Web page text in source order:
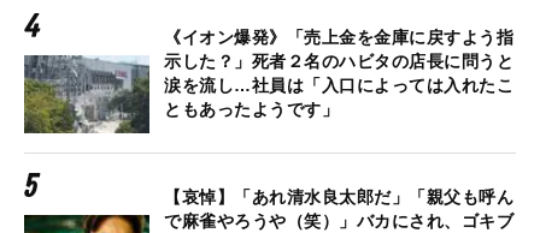
《イオン爆発》「売上金を金庫に戻すよう指
示した？」死者２名のハビタの店長に問うと
涙を流し…社員は「入口によっては入れたこ
ともあったようです」
【哀悼】「あれ清水良太郎だ」「親父も呼ん
で麻雀やろうや（笑）」バカにされ、ゴキブ